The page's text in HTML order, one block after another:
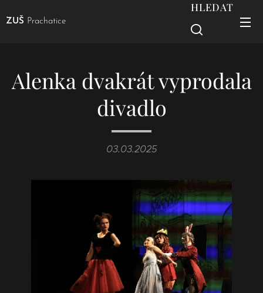
ZUŠ Prachatice
HLEDAT
Alenka dvakrát vyprodala
divadlo
03.03.2025